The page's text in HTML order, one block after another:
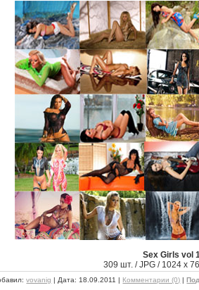
Sex Girls vol
309 шт. / JPG / 1024 x
vovanig | Дата: 18.09.2011 | Комментарии (0) |